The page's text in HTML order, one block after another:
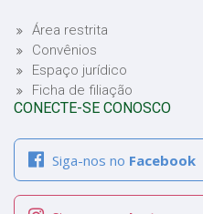
Área restrita
Convênios
Espaço jurídico
Ficha de filiação
CONECTE-SE CONOSCO
Siga-nos no Facebook